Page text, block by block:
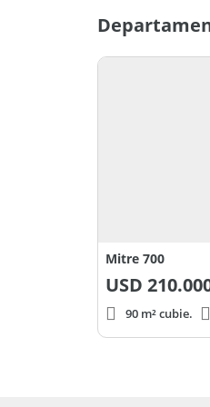
González Mat.
Mitre 700
USD
90 m² cubie.